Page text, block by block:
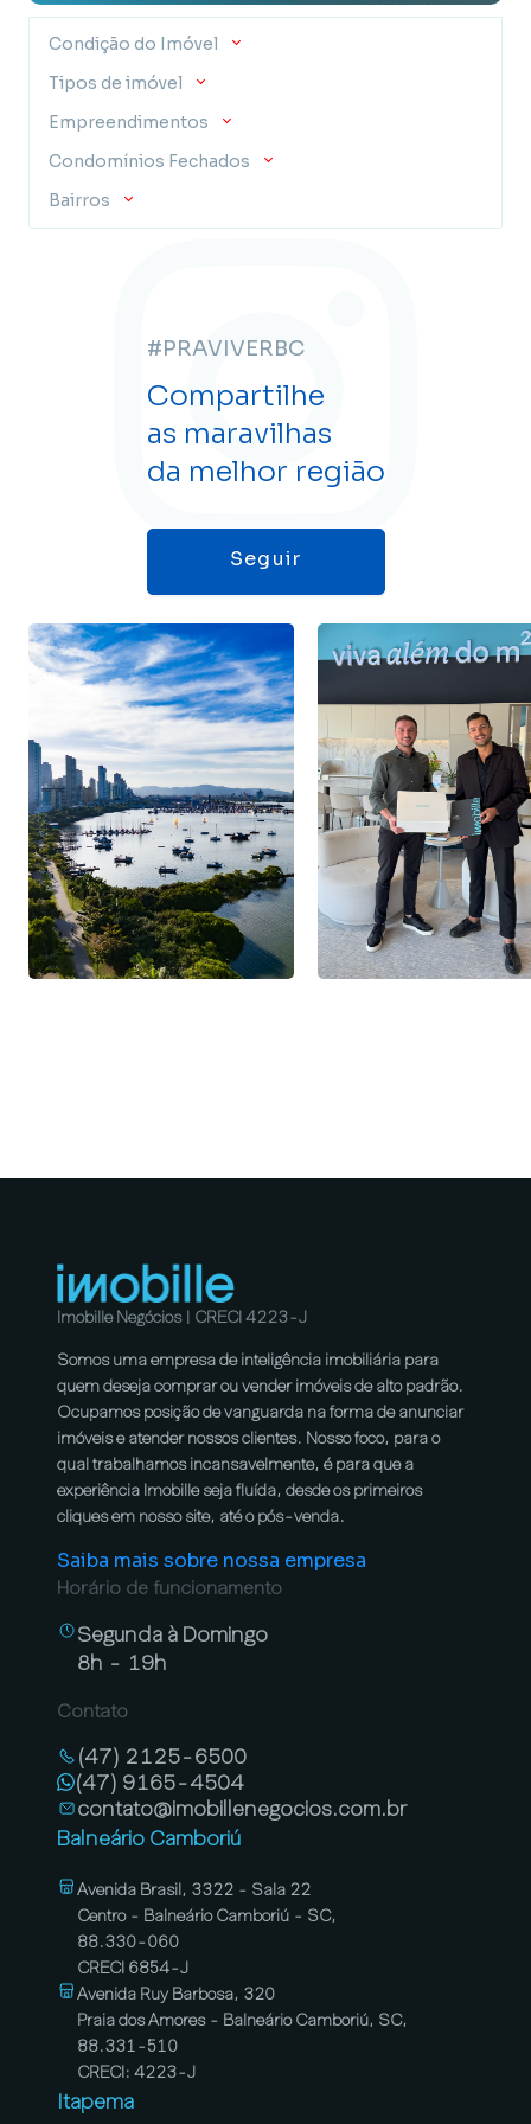
Condição do Imóvel
Tipos de imóvel
Empreendimentos
Condomínios Fechados
Bairros
#PRAVIVERBC
Compartilhe
as maravilhas
da melhor região
Seguir
Imobille Negócios | CRECI 4223-J
Somos uma empresa de inteligência imobiliária para
quem deseja comprar ou vender imóveis de alto padrão.
Ocupamos posição de vanguarda na forma de anunciar
imóveis e atender nossos clientes. Nosso foco, para o
qual trabalhamos incansavelmente, é para que a
experiência Imobille seja fluída, desde os primeiros
cliques em nosso site, até o pós-venda.
Saiba mais sobre nossa empresa
Horário de funcionamento
Segunda à Domingo
8h - 19h
Contato
(47) 2125-6500
(47) 9165-4504
contato@imobillenegocios.com.br
Balneário Camboriú
Avenida Brasil, 3322 - Sala 22
Centro - Balneário Camboriú - SC,
88.330-060
CRECI 6854-J
Avenida Ruy Barbosa, 320
Praia dos Amores - Balneário Camboriú, SC,
88.331-510
CRECI: 4223-J
Itapema